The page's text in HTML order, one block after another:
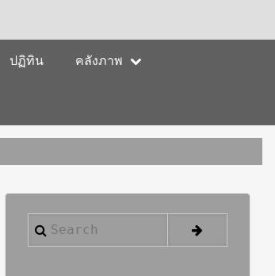
ปฏิทิน คลังภาพ
Search